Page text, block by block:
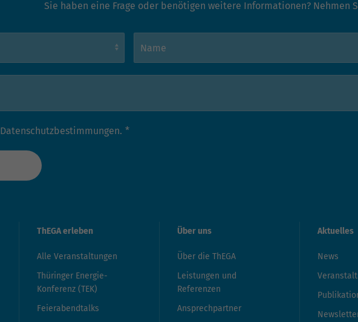
Sie haben eine Frage oder benötigen weitere Informationen? Nehmen
Datenschutzbestimmungen. *
ThEGA erleben
Alle Veranstaltungen
Thüringer Energie-
Konferenz (TEK)
Feierabendtalks
Über uns
Über die ThEGA
Leistungen und
Referenzen
Ansprechpartner
Aktuelles
News